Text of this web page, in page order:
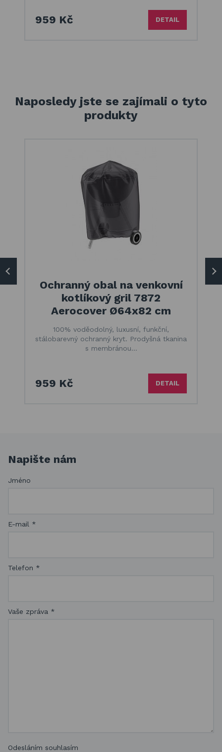
959 Kč DETAIL
Naposledy jste se zajímali o tyto
produkty
Ochranný obal na venkovní
kotlíkový gril 7872
Aerocover Ø64x82 cm
100% voděodolný, luxusní, funkční,
stálobarevný ochranný kryt. Prodyšná tkanina
s membránou…
959 Kč DETAIL
Napište nám
Jméno
E-mail *
Telefon *
Vaše zpráva *
Odesláním souhlasím